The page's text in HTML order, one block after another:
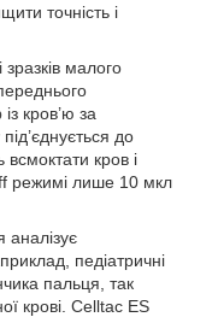
точність і
зразків малого
кров’ю за
до
кров і
режимі лише 10 мкл
педіатричні
пальця, так
крові. Celltac ES